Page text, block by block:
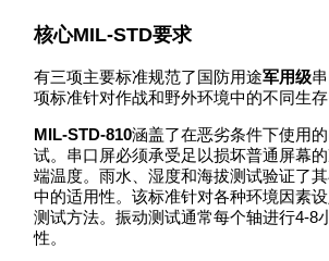
核心MIL-STD要求
有三项主要标准规范了国防用途军用级
项标准针对作战和野外环境中的不同生存
MIL-STD-810涵盖了在恶劣条件下使用
试。串口屏必须承受足以损坏普通屏幕
端温度。雨水、湿度和海拔测试验证了
中的适用性。该标准针对各种环境因素
测试方法。振动测试通常每个轴进行4-8
性。